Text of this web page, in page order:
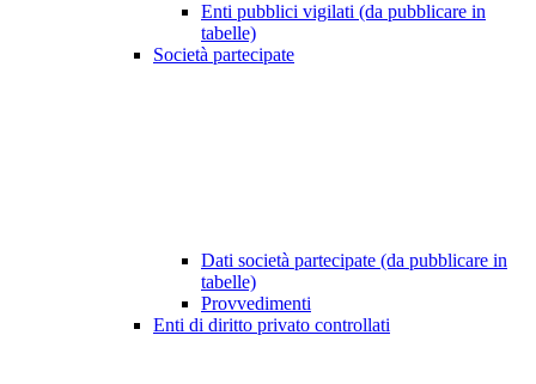
Enti pubblici vigilati (da pubblicare in
tabelle)
Società partecipate
Dati società partecipate (da pubblicare in
tabelle)
Provvedimenti
Enti di diritto privato controllati